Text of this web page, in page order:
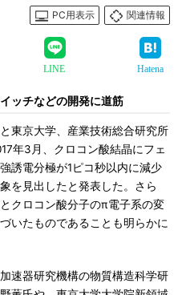
PC用表示
関連情報
LINE Hatena
ッチなどの開発に道筋
東京大学、産業技術総合研究所
年3月、クロコン酸結晶にフェ
誘電分極が1ピコ秒以内に減少
を見出したと発表した。さら
クロコン酸分子のπ電子系の変
いたものであることも明らかに
速器研究機構の物質構造科学研